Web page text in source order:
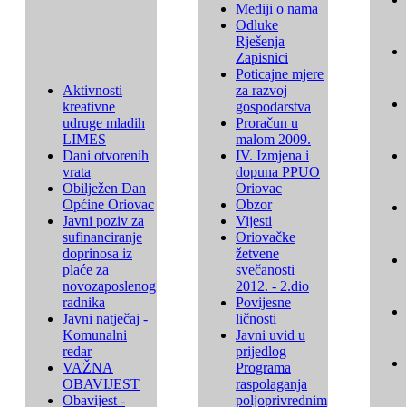
Aktivnosti
kreativne
udruge mladih
LIMES
Dani otvorenih
vrata
Obilježen Dan
Općine Oriovac
Javni poziv za
sufinanciranje
doprinosa iz
plaće za
novozaposlenog
radnika
Javni natječaj -
Komunalni
redar
VAŽNA
OBAVIJEST
Obavijest -
Mediji o nama
Odluke
Rješenja
Zapisnici
Poticajne mjere
za razvoj
gospodarstva
Proračun u
malom 2009.
IV. Izmjena i
dopuna PPUO
Oriovac
Obzor
Vijesti
Oriovačke
žetvene
svečanosti
2012. - 2.dio
Povijesne
ličnosti
Javni uvid u
prijedlog
Programa
raspolaganja
poljoprivrednim